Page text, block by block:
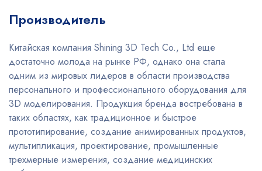
Производитель
Китайская компания Shining 3D Tech Co., Ltd еще
достаточно молода на рынке РФ, однако она стала
одним из мировых лидеров в области производства
персонального и профессионального оборудования для
3D моделирования. Продукция бренда востребована в
таких областях, как традиционное и быстрое
прототипирование, создание анимированных продуктов,
мультипликация, проектирование, промышленные
трехмерные измерения, создание медицинских